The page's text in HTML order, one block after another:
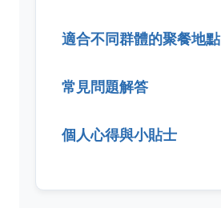
適合不同群體的聚餐地點
常見問題解答
個人心得與小貼士